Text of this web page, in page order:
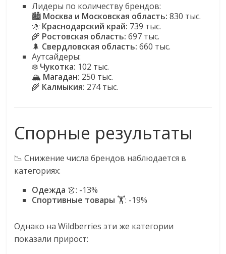
Лидеры по количеству брендов:
🏙 Москва и Московская область: 830 тыс.
🌞 Краснодарский край: 739 тыс.
🌾 Ростовская область: 697 тыс.
🌲 Свердловская область: 660 тыс.
Аутсайдеры:
❄️ Чукотка: 102 тыс.
🏔 Магадан: 250 тыс.
🌾 Калмыкия: 274 тыс.
Спорные результаты
📉 Снижение числа брендов наблюдается в
категориях:
Одежда 👗: -13%
Спортивные товары 🏋️: -19%
Однако на Wildberries эти же категории
показали прирост: